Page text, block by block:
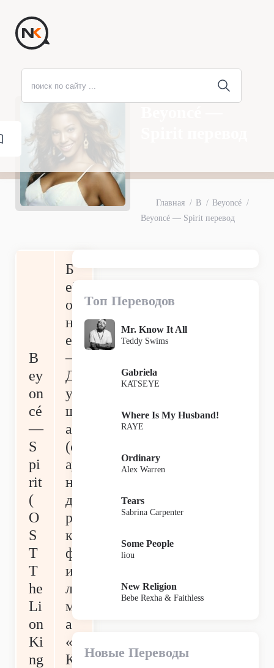
Главная B
Beyoncé
Beyoncé — Spirit перевод
B
ey
on
cé
—
S
pi
rit
(
O
S
T
T
he
Li
on
Ki
ng
Б
ей
о
нс
е
—
Д
у
ш
а
(с
ау
н
дт
ре
к
ф
и
ль
м
а
«
К
Топ Переводов
Mr. Know It All
Teddy Swims
Gabriela
KATSEYE
Where Is My Husband!
RAYE
Ordinary
Alex Warren
Tears
Sabrina Carpenter
Some People
liou
New Religion
Bebe Rexha & Faithless
Новые Переводы